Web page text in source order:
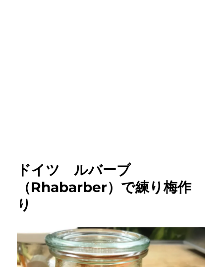
ドイツ ルバーブ
（Rhabarber）で練り梅作
り